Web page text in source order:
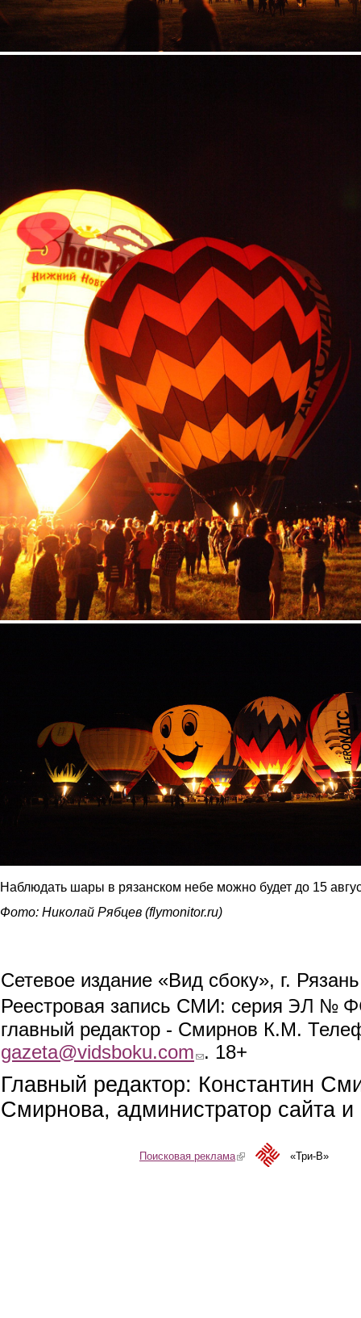
Наблюдать шары в рязанском небе можно будет до 15
Фото: Николай Рябцев (flymonitor.ru)
Сетевое издание «Вид сбоку», г.
Реестровая запись СМИ: серия ЭЛ №
главный редактор - Смирнов К.М.
gazeta@vidsboku.com (link sends e-mail)
. 18+
Главный редактор: Константин
Смирнова, администратор сайта
Поисковая реклама(link is external)«Три-В»